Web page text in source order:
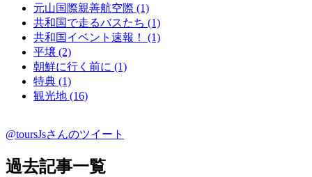
元山国際親善航空際 (1)
共和国で走るバスたち (1)
共和国イベント速報！ (1)
平壌 (2)
朝鮮に行く前に (1)
特典 (1)
観光地 (16)
@toursJsさんのツイート
過去記事一覧